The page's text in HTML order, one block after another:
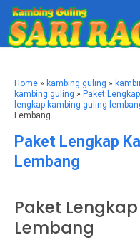
Home » kambing guling »
kambing guling » Paket
lengkap kambing guling
Lembang
Paket Lengkap
Lembang
Paket
Lembang